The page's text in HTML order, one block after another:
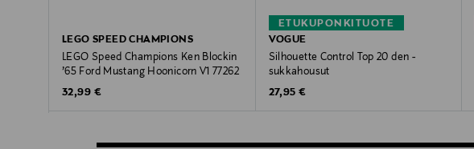
LEGO SPEED CHAMPIONS
LEGO Speed Champions Ken Blockin
’65 Ford Mustang Hoonicorn V1 77262
Original Price
32,99 €
ETUKUPONKITUOTE
VOGUE
Silhouette Control Top 20 den -
sukkahousut
Original Price
27,95 €